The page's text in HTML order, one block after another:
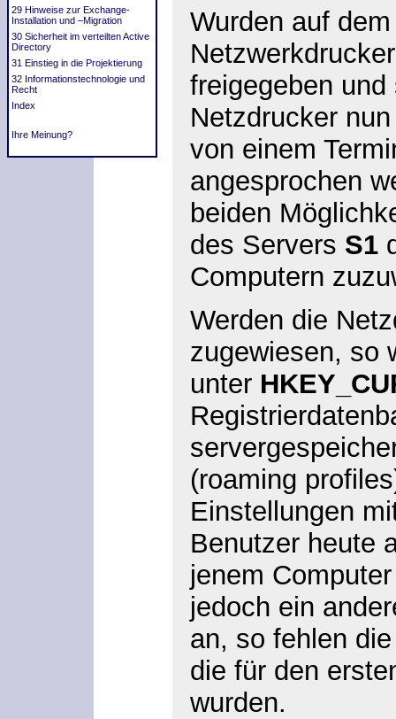
29 Hinweise zur Exchange-
Installation und –Migration
30 Sicherheit im verteilten Active
Directory
31 Einstieg in die Projektierung
32 Informationstechnologie und
Recht
Index
Ihre Meinung?
Wurden auf
freigegeben
Netzdrucker
von einem
angesprochen
beiden
des Servers S1
Computern
Werden die
zugewiesen, so
unter
(roaming
Einstellungen
Benutzer heute
jenem
jedoch ein
an, so fehlen
die für den
wurden.